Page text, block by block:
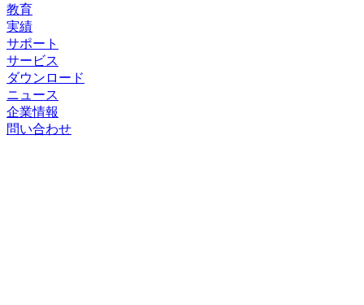
教育
実績
サポート
サービス
ダウンロード
ニュース
企業情報
問い合わせ